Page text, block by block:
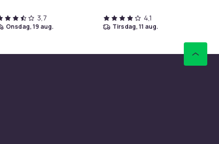
3,7
onsdag, 19 aug.
4,1
tirsdag, 11 aug.